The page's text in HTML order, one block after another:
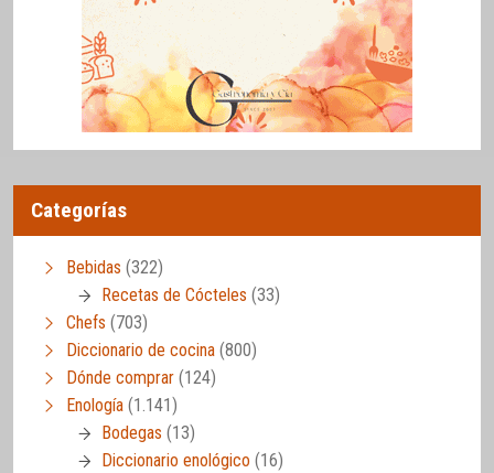
Categorías
Bebidas (322)
Recetas de Cócteles (33)
Chefs (703)
Diccionario de cocina (800)
Dónde comprar (124)
Enología (1.141)
Bodegas (13)
Diccionario enológico (16)